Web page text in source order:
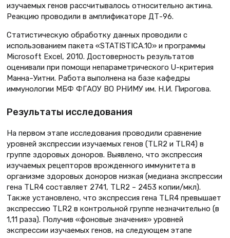
изучаемых генов рассчитывалось относительно актина.
Реакцию проводили в амплификаторе ДТ-96.
Статистическую обработку данных проводили с
использованием пакета «STATISTICA.10» и программы
Microsoft Excel, 2010. Достоверность результатов
оценивали при помощи непараметрического U-критерия
Манна–Уитни. Работа выполнена на базе кафедры
иммунологии МБФ ФГАОУ ВО РНИМУ им. Н.И. Пирогова.
Результаты исследования
На первом этапе исследования проводили сравнение
уровней экспрессии изучаемых генов (TLR2 и TLR4) в
группе здоровых доноров. Выявлено, что экспрессия
изучаемых рецепторов врожденного иммунитета в
организме здоровых доноров низкая (медиана экспрессии
гена TLR4 составляет 2741, TLR2 – 2453 копии/мкл).
Также установлено, что экспрессия гена TLR4 превышает
экспрессию TLR2 в контрольной группе незначительно (в
1,11 раза). Получив «фоновые значения» уровней
экспрессии изучаемых генов, на следующем этапе